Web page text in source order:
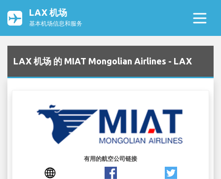
LAX 机场
基本机场信息和服务
LAX 机场 的 MIAT Mongolian Airlines - LAX
有用的航空公司链接